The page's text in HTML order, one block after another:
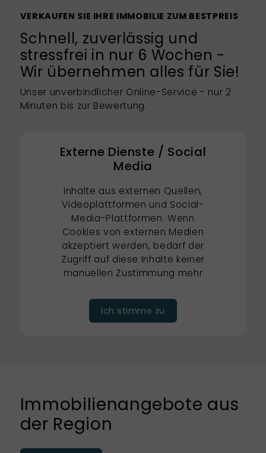
VERKAUFEN SIE IHRE IMMOBILIE ZUM BESTPREIS
Schnell, zuverlässig und
stressfrei in nur 6 Wochen -
Wir übernehmen alles für Sie!
Unser unverbindlicher Online-Service - nur 2
Minuten bis zur Bewertung.
Externe Dienste / Social
Media
Inhalte aus externen Quellen,
Videoplattformen und Social-
Media-Plattformen. Wenn
Cookies von externen Medien
akzeptiert werden, bedarf der
Zugriff auf diese Inhalte keiner
manuellen Zustimmung mehr
Ich stimme zu
Immobilienangebote aus
der Region